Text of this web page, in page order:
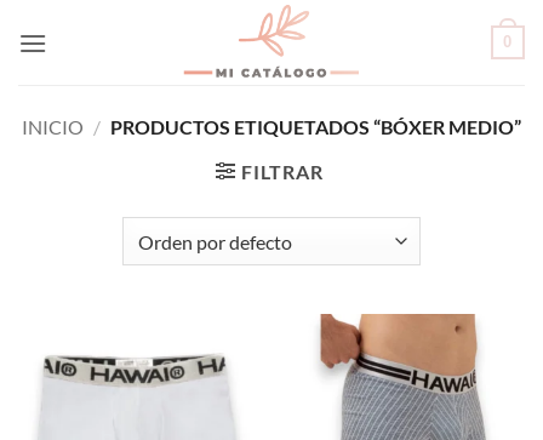
0
INICIO / PRODUCTOS ETIQUETADOS “BÓXER MEDIO”
FILTRAR